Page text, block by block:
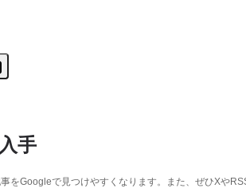
手
をGoogleで見つけやすくなります。また、ぜひXや